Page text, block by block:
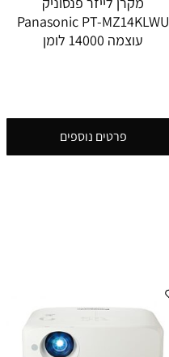
Panasonic PT-MZ14KLWU
עוצמה 14000 לומן
פרטים נוספים